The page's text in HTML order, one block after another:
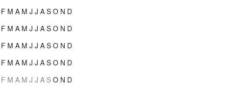
F M A M J J A S O N D
F M A M J J A S O N D
F M A M J J A S O N D
F M A M J J A S O N D
F M A M J J A S O N D